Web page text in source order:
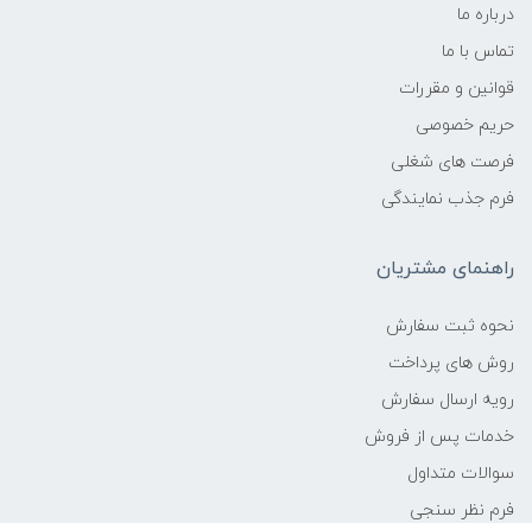
درباره ما
تماس با ما
قوانین و مقررات
حریم خصوصی
فرصت های شغلی
فرم جذب نمایندگی
راهنمای مشتریان
نحوه ثبت سفارش
روش های پرداخت
رویه ارسال سفارش
خدمات پس از فروش
سوالات متداول
فرم نظر سنجی